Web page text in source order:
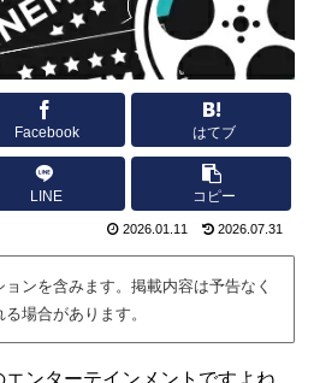
Facebook はてブ
LINE コピー
2026.01.11 2026.07.31
ンを含みます。掲載内容は予告なく
場合があります。